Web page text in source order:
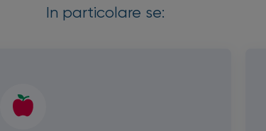
In particolare se: